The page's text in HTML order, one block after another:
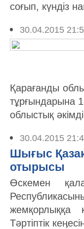
соғып, күндіз
30.04.2015
Қарағанды
тұрғындарына
облыстық
30.04.2015
Шығыс
отырысы
Өскемен
жемқорлыққа
Тәртіптік